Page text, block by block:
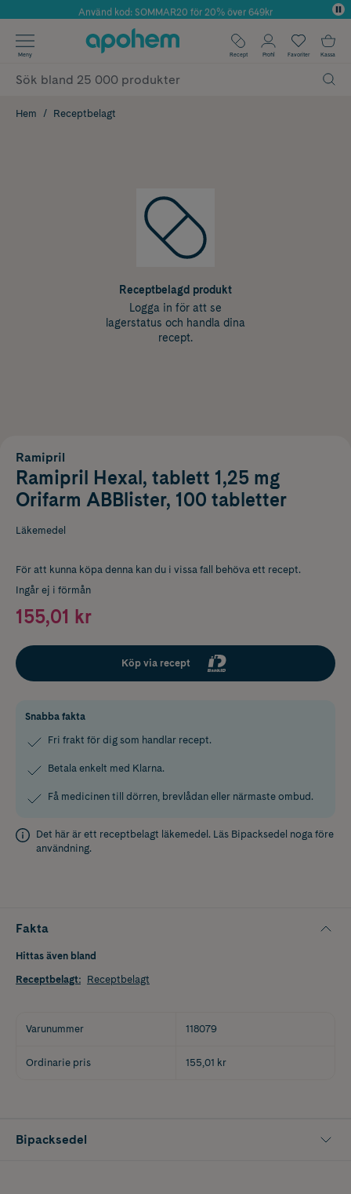
Årets Butik 2025 inom Skönhet
Använd kod: SOMMAR20 för 20% över 649kr
✓ Fri frakt
✓ Poäng på alla köp*
Meny Recept Profil Favoriter Kassa
Hem Receptbelagt
Receptbelagd produkt
Logga in för att se
lagerstatus och handla dina
recept.
Ramipril
Ramipril Hexal, tablett 1,25 mg
Orifarm ABBlister, 100 tabletter
Läkemedel
För att kunna köpa denna kan du i vissa fall behöva ett recept.
Ingår ej i förmån
155,01 kr
Köp via recept
Snabba fakta
Fri frakt för dig som handlar recept.
Betala enkelt med Klarna.
Få medicinen till dörren, brevlådan eller närmaste ombud.
Det här är ett receptbelagt läkemedel. Läs Bipacksedel noga före
användning.
Fakta
Hittas även bland
Receptbelagt: Receptbelagt
Varunummer 118079
Ordinarie pris 155,01 kr
Bipacksedel